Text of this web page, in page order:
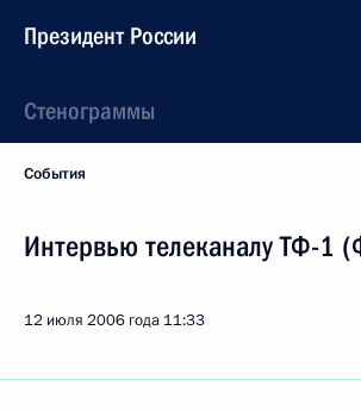
Президент России
Стенограммы
События
Интервью телеканалу ТФ-1
12 июля 2006 года 11:33